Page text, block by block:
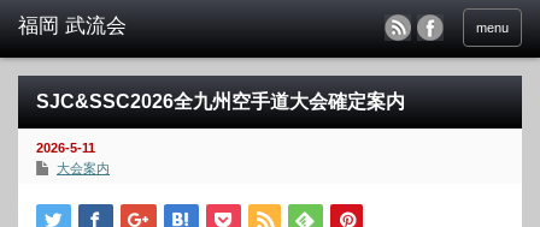
menu
SJC&SSC2026全九州空手道大会確定案内
2026-5-11
大会案内